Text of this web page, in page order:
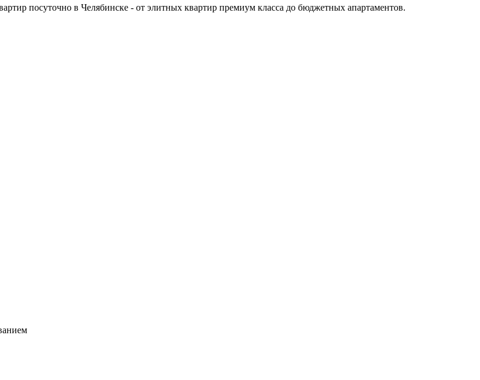
посуточно в Челябинске - от элитных квартир премиум класса до бюджетных апартаментов.